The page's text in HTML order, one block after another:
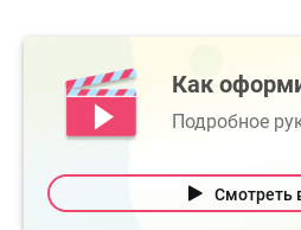
Как
Подробное
Смотреть